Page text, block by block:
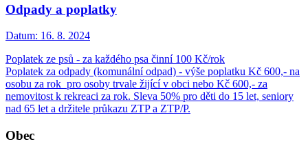
Odpady a poplatky
Datum: 16. 8. 2024
Poplatek ze psů - za každého psa činní 100 Kč/rok
Poplatek za odpady (komunální odpad) - výše poplatku Kč 600,- na
osobu za rok pro osoby trvale žijící v obci nebo Kč 600,- za
nemovitost k rekreaci za rok. Sleva 50% pro děti do 15 let, seniory
nad 65 let a držitele průkazu ZTP a ZTP/P.
Obec